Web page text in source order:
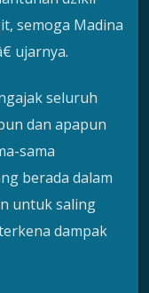
semoga Madina
ujarnya.
seluruh
dan apapun
sama
berada dalam
untuk saling
dampak